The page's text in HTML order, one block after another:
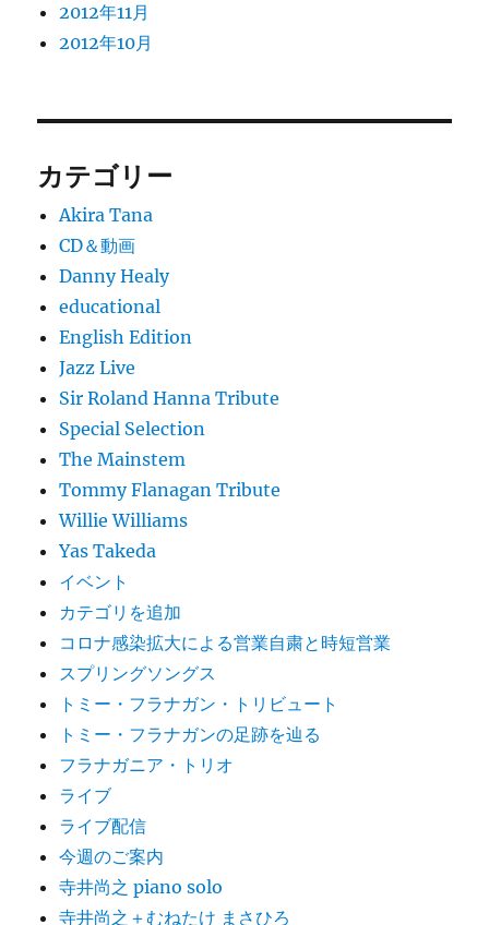
2012年11月
2012年10月
カテゴリー
Akira Tana
CD＆動画
Danny Healy
educational
English Edition
Jazz Live
Sir Roland Hanna Tribute
Special Selection
The Mainstem
Tommy Flanagan Tribute
Willie Williams
Yas Takeda
イベント
カテゴリを追加
コロナ感染拡大による営業自粛と時短営業
スプリングソングス
トミー・フラナガン・トリビュート
トミー・フラナガンの足跡を辿る
フラナガニア・トリオ
ライブ
ライブ配信
今週のご案内
寺井尚之 piano solo
寺井尚之＋むねたけ まさひろ